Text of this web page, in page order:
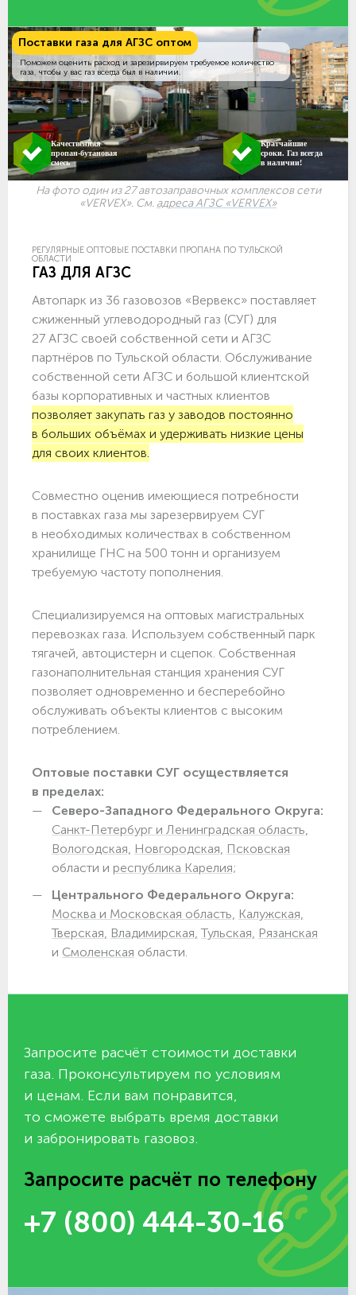
Поставки газа для АГЗС оптом
Поможем оценить расход и зарезирвируем требуемое количество
газа, чтобы у вас газ всегда был в наличии.
Качественная
пропан-бутановая
смесь
Кратчайшие
сроки. Газ всегда
в наличии!
На фото один из 27 автозаправочных комплексов сети
«VERVEX». См. адреса АГЗС «VERVEX»
РЕГУЛЯРНЫЕ ОПТОВЫЕ ПОСТАВКИ ПРОПАНА ПО ТУЛЬСКОЙ
ОБЛАСТИ
ГАЗ ДЛЯ АГЗС
Автопарк из 36 газовозов «Вервекс» поставляет
сжиженный углеводородный газ (СУГ) для
27 АГЗС своей собственной сети и АГЗС
партнёров по Тульской области. Обслуживание
собственной сети АГЗС и большой клиентской
базы корпоративных и частных клиентов
позволяет закупать газ у заводов постоянно
в больших объёмах и удерживать низкие цены
для своих клиентов.
Совместно оценив имеющиеся потребности
в поставках газа мы зарезервируем СУГ
в необходимых количествах в собственном
хранилище ГНС на 500 тонн и организуем
требуемую частоту пополнения.
Специализируемся на оптовых магистральных
перевозках газа. Используем собственный парк
тягачей, автоцистерн и сцепок. Собственная
газонаполнительная станция хранения СУГ
позволяет одновременно и бесперебойно
обслуживать объекты клиентов с высоким
потреблением.
Оптовые поставки СУГ осуществляется
в пределах:
Северо-Западного Федерального Округа:
Санкт-Петербург и Ленинградская область,
Вологодская, Новгородская, Псковская
области и республика Карелия;
Центрального Федерального Округа:
Москва и Московская область, Калужская,
Тверская, Владимирская, Тульская, Рязанская
и Смоленская области.
Запросите расчёт стоимости доставки
газа. Проконсультируем по условиям
и ценам. Если вам понравится,
то сможете выбрать время доставки
и забронировать газовоз.
Запросите расчёт по телефону
+7 (800) 444-30-16